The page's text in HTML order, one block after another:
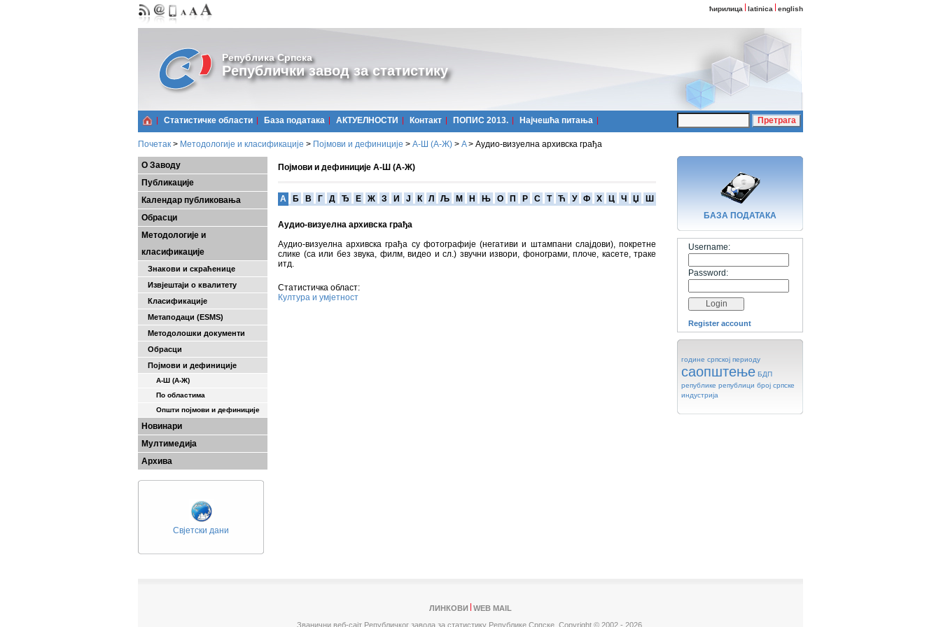
ћирилица latinica english
Република Српска
Републички завод за статистику
Статистичке области Базa података АКТУЕЛНОСТИ Контакт ПОПИС 2013. Најчешћa питања
Почетак > Методологије и класификације > Појмови и дефиниције > А-Ш (A-Ж) > A > Аудио-визуелна архивска грађа
О Заводу
Публикације
Календар публиковања
Обрасци
Методологије и
класификације
Знакови и скраћенице
Извјештаји о квалитету
Класификације
Метаподаци (ESMS)
Методолошки документи
Обрасци
Појмови и дефиниције
А-Ш (A-Ж)
По областима
Општи појмови и дефиниције
Новинари
Мултимедија
Архива
Свјетски дани
Појмови и дефиниције А-Ш (А-Ж)
A Б В Г Д Ђ Е Ж З И Ј К Л Љ М Н Њ О П Р С Т Ћ У Ф Х Ц Ч Џ Ш
Аудио-визуелна архивска грађа
Аудио-визуелна архивска грађа су фотографије (негативи и штампани слајдови), покретне
слике (са или без звука, филм, видео и сл.) звучни извори, фонограми, плоче, касете, траке
итд.
Статистичка област:
Култура и умјетност
БАЗA ПОДАТАКА
Username:
Password:
Register account
године српској периоду
саопштење БДП
републике републици број српске
индустрија
ЛИНКОВИ
WEB MAIL
Званични веб-сајт Републичког завода за статистику Републике Српске, Copyright © 2002 - 2026.